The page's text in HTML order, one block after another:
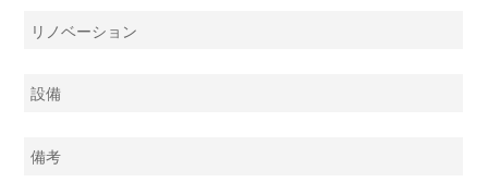
リノベーション
設備
備考